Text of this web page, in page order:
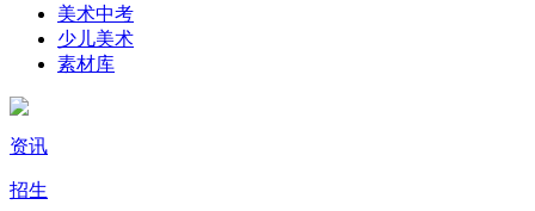
美术中考
少儿美术
素材库
资讯
招生